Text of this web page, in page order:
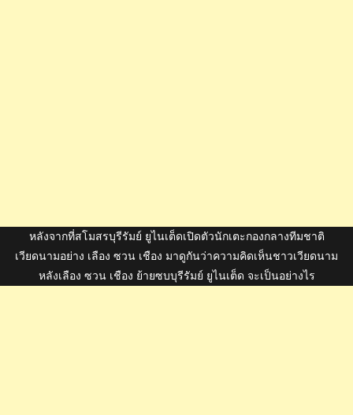
หลังจากที่สโมสรบุรีรัมย์ ยูไนเต็ดเปิดตัวนักเตะกองกลางทีมชาติ
เวียดนามอย่าง เลือง ซวน เชือง มาดูกันว่าความคิดเห็นชาวเวียดนาม
หลังเลือง ซวน เชือง ย้ายซบบุรีรัมย์ ยูไนเต็ด จะเป็นอย่างไร